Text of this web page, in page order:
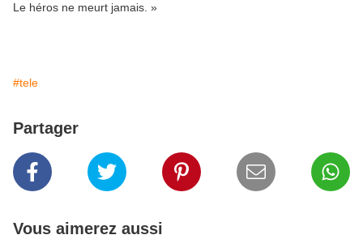
Le héros ne meurt jamais. »
#tele
Partager
Vous aimerez aussi